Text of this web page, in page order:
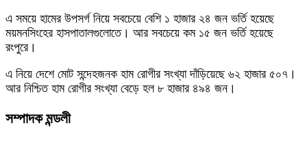
এ সময়ে হামের উপসর্গ নিয়ে সবচেয়ে বেশি ১ হাজার ২৪ জন ভর্তি হয়েছে
ময়মনসিংহের হাসপাতালগুলোতে। আর সবচেয়ে কম ১৫ জন ভর্তি হয়েছে
রংপুরে।
এ নিয়ে দেশে মোট সন্দেহজনক হাম রোগীর সংখ্যা দাঁড়িয়েছে ৬২ হাজার ৫০৭।
আর নিশ্চিত হাম রোগীর সংখ্যা বেড়ে হল ৮ হাজার ৪৯৪ জন।
সম্পাদক মন্ডলী